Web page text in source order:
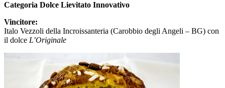
Categoria Dolce Lievitato Innovativo
Vincitore:
Italo Vezzoli della Incroissanteria (Carobbio degli Angeli – BG) con
il dolce L’Originale